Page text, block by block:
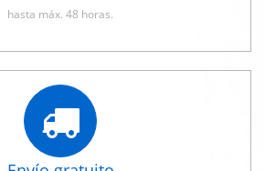
hasta máx. 48 horas.